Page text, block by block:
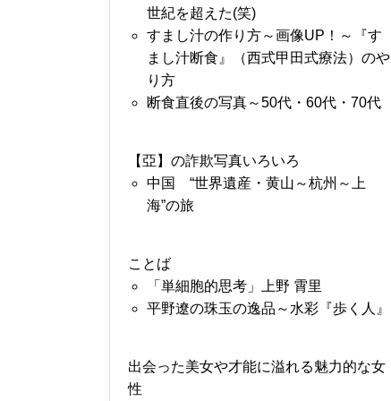
世紀を超えた(笑)
すまし汁の作り方～画像UP！～『す
まし汁断食』（西式甲田式療法）のや
り方
断食直後の写真～50代・60代・70代
【亞】の詐欺写真いろいろ
中国 “世界遺産・黄山～杭州～上
海”の旅
ことば
「単細胞的思考」上野 霄里
平野遼の珠玉の逸品～水彩『歩く人』
出会った美女や才能に溢れる魅力的な女
性